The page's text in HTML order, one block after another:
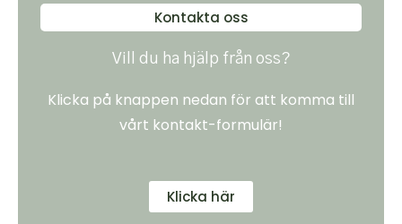
Kontakta oss
Vill du ha hjälp från oss?
Klicka på knappen nedan för att komma till
vårt kontakt-formulär!
Klicka här